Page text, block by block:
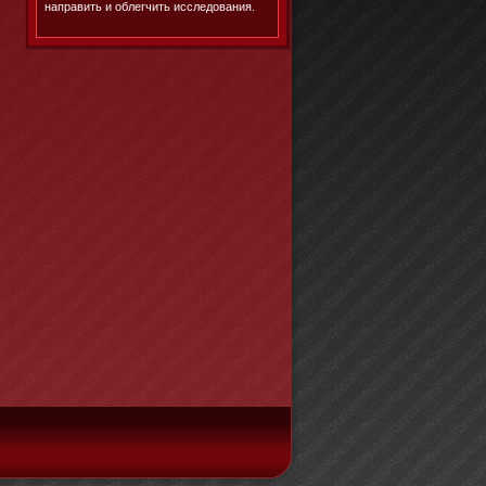
направить и облегчить исследования.